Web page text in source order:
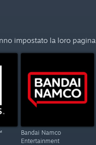
impostato la loro pagina
Bandai Namco
Entertainment